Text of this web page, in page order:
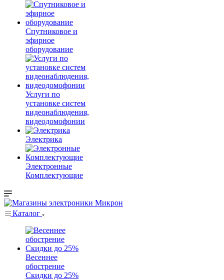
Спутниковое и
эфирное
оборудование
Услуги по
установке систем
видеонаблюдения,
видеодомофонии
Электрика
Электронные
Комплектующие
Каталог
Весеннее
обострение
Скидки до 25%